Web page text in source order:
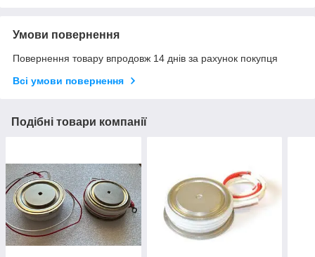
Умови повернення
Повернення товару впродовж 14 днів за рахунок покупця
Всі умови повернення
Подібні товари компанії